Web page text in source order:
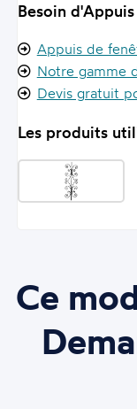
Besoin
Appuis de
Notre gamme
Devis gratuit
Les produits
Ce